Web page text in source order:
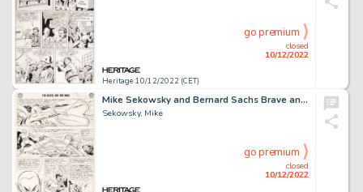
Heritage 10/12/2022 (CET)
closed
10/12/2022
go premium
Mike Sekowsky and Bernard Sachs Brave and the Bold #30 Justice League of America Story Page 10 Original Art (DC, 1...
Sekowsky, Mike
closed
10/12/2022
go premium